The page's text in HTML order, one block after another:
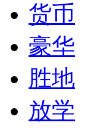
货币
豪华
胜地
放学